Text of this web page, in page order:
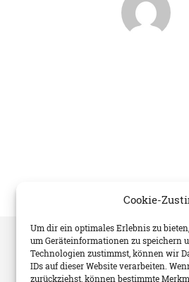
Cookie-
Um dir ein optimales Erlebnis zu
um Geräteinformationen zu speichern
Technologien zustimmst, können wir
IDs auf dieser Website verarbeiten.
zurückziehst, können bestimmte